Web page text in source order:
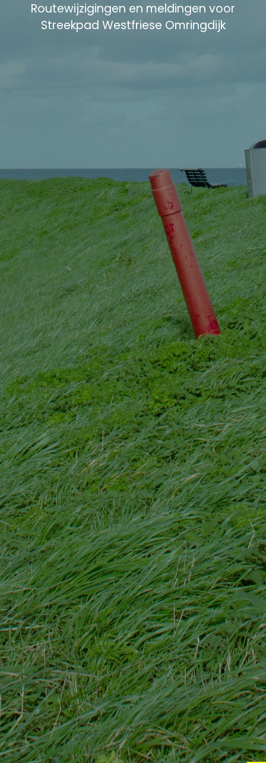
Routewijzigingen en meldingen voor
Streekpad Westfriese Omringdijk